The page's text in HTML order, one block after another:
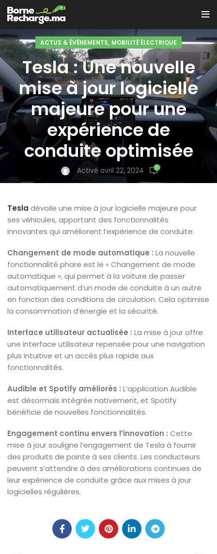
ACTUS & ÉVÉNEMENTS, MOBILITÉ ÉLECTRIQUE
Tesla : Une nouvelle
mise à jour logicielle
majeure pour une
expérience de
conduite optimisée
Activé avril 22, 2024 0
Tesla dévoile une mise à jour logicielle majeure pour
ses véhicules, apportant des fonctionnalités
innovantes qui améliorent l’expérience de conduite.
Changement de mode automatique : La nouvelle
fonctionnalité phare est le « Changement de mode
automatique », qui permet à la voiture de passer
automatiquement d’un mode de conduite à un autre
en fonction des conditions de circulation. Cela optimise
la consommation d’énergie et la sécurité.
Interface utilisateur actualisée : La mise à jour offre
une interface utilisateur repensée pour une navigation
plus intuitive et un accès plus rapide aux
fonctionnalités.
Audible et Spotify améliorés : L’application Audible
est désormais intégrée nativement, et Spotify
bénéficie de nouvelles fonctionnalités.
Engagement continu envers l’innovation : Cette
mise à jour souligne l’engagement de Tesla à fournir
des produits de pointe à ses clients. Les conducteurs
peuvent s’attendre à des améliorations continues de
leur expérience de conduite grâce aux mises à jour
logicielles régulières.